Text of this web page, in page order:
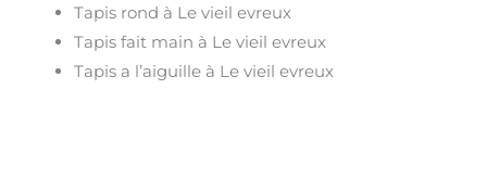
Tapis rond à Le vieil evreux
Tapis fait main à Le vieil evreux
Tapis a l’aiguille à Le vieil evreux